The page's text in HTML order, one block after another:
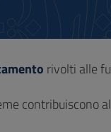
rivolti alle
contribuiscono